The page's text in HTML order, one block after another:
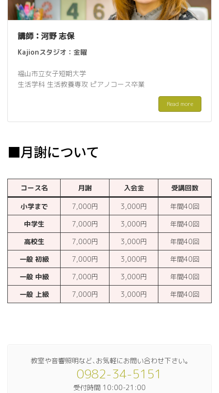
講師：河野 志保
Kajionスタジオ： 金曜
福山市立女子短期大学
生活学科 生活教養専攻 ピアノコース卒業
Read more
■月謝について
コース名 月謝 入会金
受講回数
小学まで
7,000円 3,000円
年間40回
中学生
7,000円 3,000円
年間40回
高校生
7,000円 3,000円
年間40回
一般 初級
7,000円 3,000円
年間40回
一般 中級
7,000円 3,000円
年間40回
一般 上級
7,000円 3,000円 年間40回
教室や音響照明など､お気軽にお問い合わせ下さい｡
0982-34-5151
受付時間 10:00-21:00